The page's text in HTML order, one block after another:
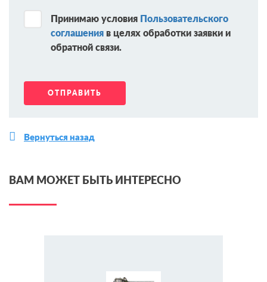
Принимаю условия Пользовательского
соглашения в целях обработки заявки и
обратной связи.
Вернуться назад
ВАМ МОЖЕТ БЫТЬ ИНТЕРЕСНО